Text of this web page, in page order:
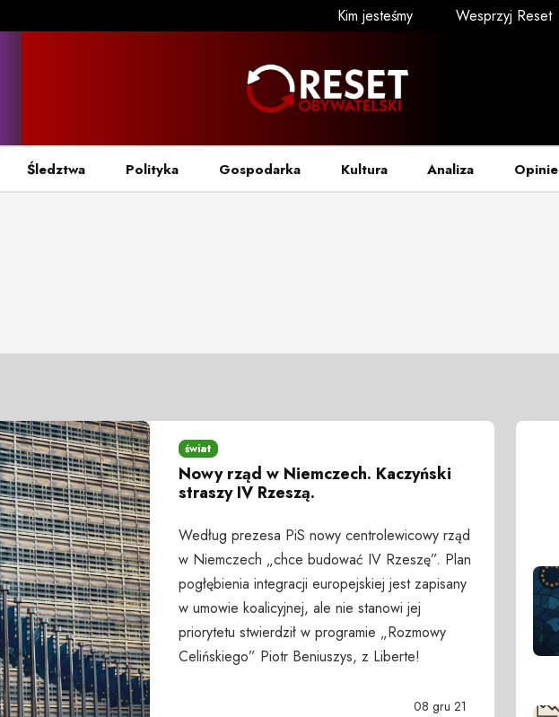
Kim jesteśmy Wesprzyj Reset
Śledztwa Polityka Gospodarka Kultura Analiza Opinie
świat
Nowy rząd w Niemczech. Kaczyński
straszy IV Rzeszą.
Według prezesa PiS nowy centrolewicowy rząd
w Niemczech „chce budować IV Rzeszę”. Plan
pogłębienia integracji europejskiej jest zapisany
w umowie koalicyjnej, ale nie stanowi jej
priorytetu stwierdził w programie „Rozmowy
Celińskiego” Piotr Beniuszys, z Liberte!
08 gru 21